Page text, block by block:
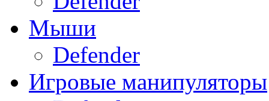
Мыши
Defender
Игровые манипуляторы